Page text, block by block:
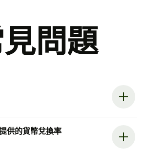
問題
供的貨幣兌換率